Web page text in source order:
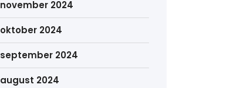
november 2024
oktober 2024
september 2024
august 2024